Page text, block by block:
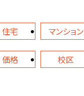
住宅 マンション
価格 校区